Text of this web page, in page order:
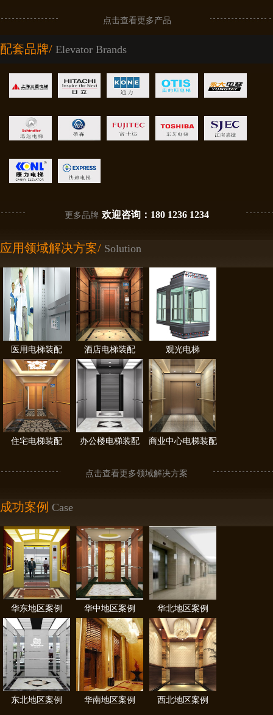
点击查看更多产品
配套品牌/ Elevator Brands
更多品牌 欢迎咨询：180 1236 1234
应用领域解决方案/ Solution
医用电梯装配 酒店电梯装配 观光电梯
住宅电梯装配 办公楼电梯装配 商业中心电梯装配
点击查看更多领域解决方案
成功案例 Case
华东地区案例 华中地区案例 华北地区案例
东北地区案例 华南地区案例 西北地区案例